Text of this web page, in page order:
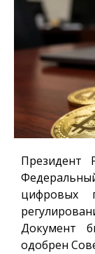
Президент
цифровых
Документ
одобрен